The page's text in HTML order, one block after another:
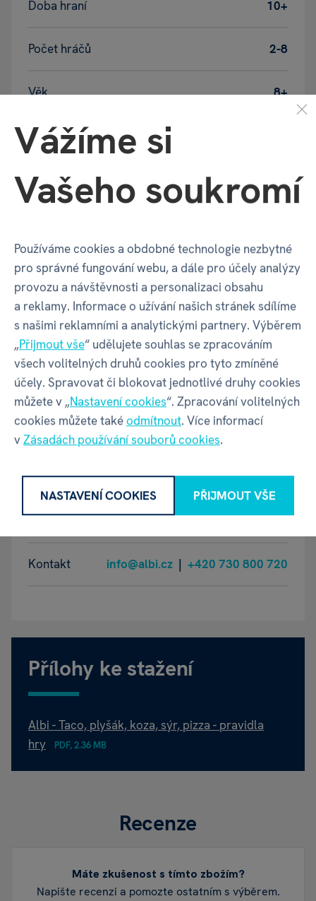
Doba hraní 10+
Počet hráčů 2-8
Věk 8+
Balení produktu
Hloubka balení 70 mm
Výška balení 200 mm
Váha balení 442 g
GPSR - Výrobce
Adresa
Thámova 289/13, Karlín | Praha |
186 00 | Česko
Kontakt info@albi.cz | +420 730 800 720
Přílohy ke stažení
Albi - Taco, plyšák, koza, sýr, pizza - pravidla
hry
PDF, 2.36 MB
Recenze
Máte zkušenost s tímto zbožím?
Napište recenzi a pomozte ostatním s výběrem.
Vážíme si
Vašeho soukromí
Používáme cookies a obdobné technologie nezbytné
pro správné fungování webu, a dále pro účely analýzy
provozu a návštěvnosti a personalizaci obsahu
a reklamy. Informace o užívání našich stránek sdílíme
s našimi reklamními a analytickými partnery. Výběrem
„Přijmout vše“ udělujete souhlas se zpracováním
všech volitelných druhů cookies pro tyto zmíněné
účely. Spravovat či blokovat jednotlivé druhy cookies
můžete v „Nastavení cookies“. Zpracování volitelných
cookies můžete takéodmítnout. Více informací
vZásadách používání souborů cookies.
NASTAVENÍ COOKIES PŘIJMOUT VŠE